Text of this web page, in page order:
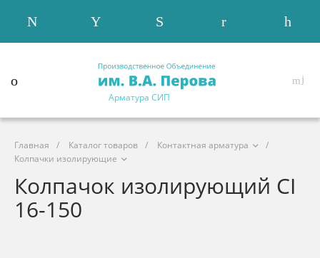
Арматура СИП
Главная / Каталог товаров / Контактная арматура
/
Колпачки изолирующие
Колпачок изолирующий CI
16-150